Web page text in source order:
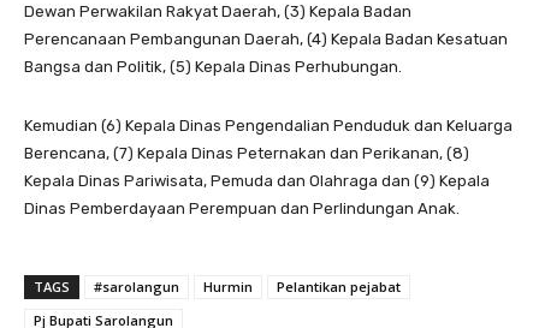
Dewan Perwakilan Rakyat Daerah, (3) Kepala Badan
Perencanaan Pembangunan Daerah, (4) Kepala Badan Kesatuan
Bangsa dan Politik, (5) Kepala Dinas Perhubungan.
Kemudian (6) Kepala Dinas Pengendalian Penduduk dan Keluarga
Berencana, (7) Kepala Dinas Peternakan dan Perikanan, (8)
Kepala Dinas Pariwisata, Pemuda dan Olahraga dan (9) Kepala
Dinas Pemberdayaan Perempuan dan Perlindungan Anak.
TAGS #sarolangun Hurmin
Pelantikan pejabat
Pj Bupati Sarolangun